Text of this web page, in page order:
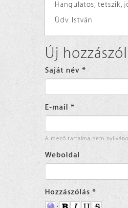
Hangulatos, tetszik,
Üdv. István
Új
Saját név *
E-mail *
A mező tartalma nem
Weboldal
Hozzászólás *